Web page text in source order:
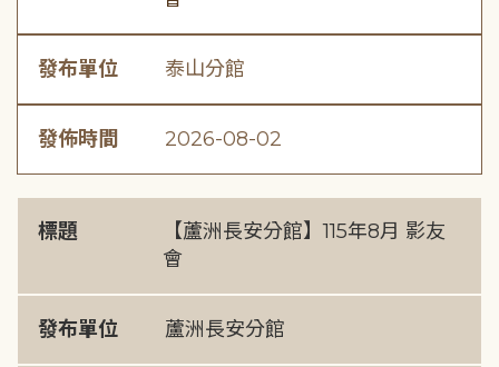
發布單位 泰山分館
發佈時間 2026-08-02
標題
【蘆洲長安分館】115年8月 影友
會
發布單位 蘆洲長安分館